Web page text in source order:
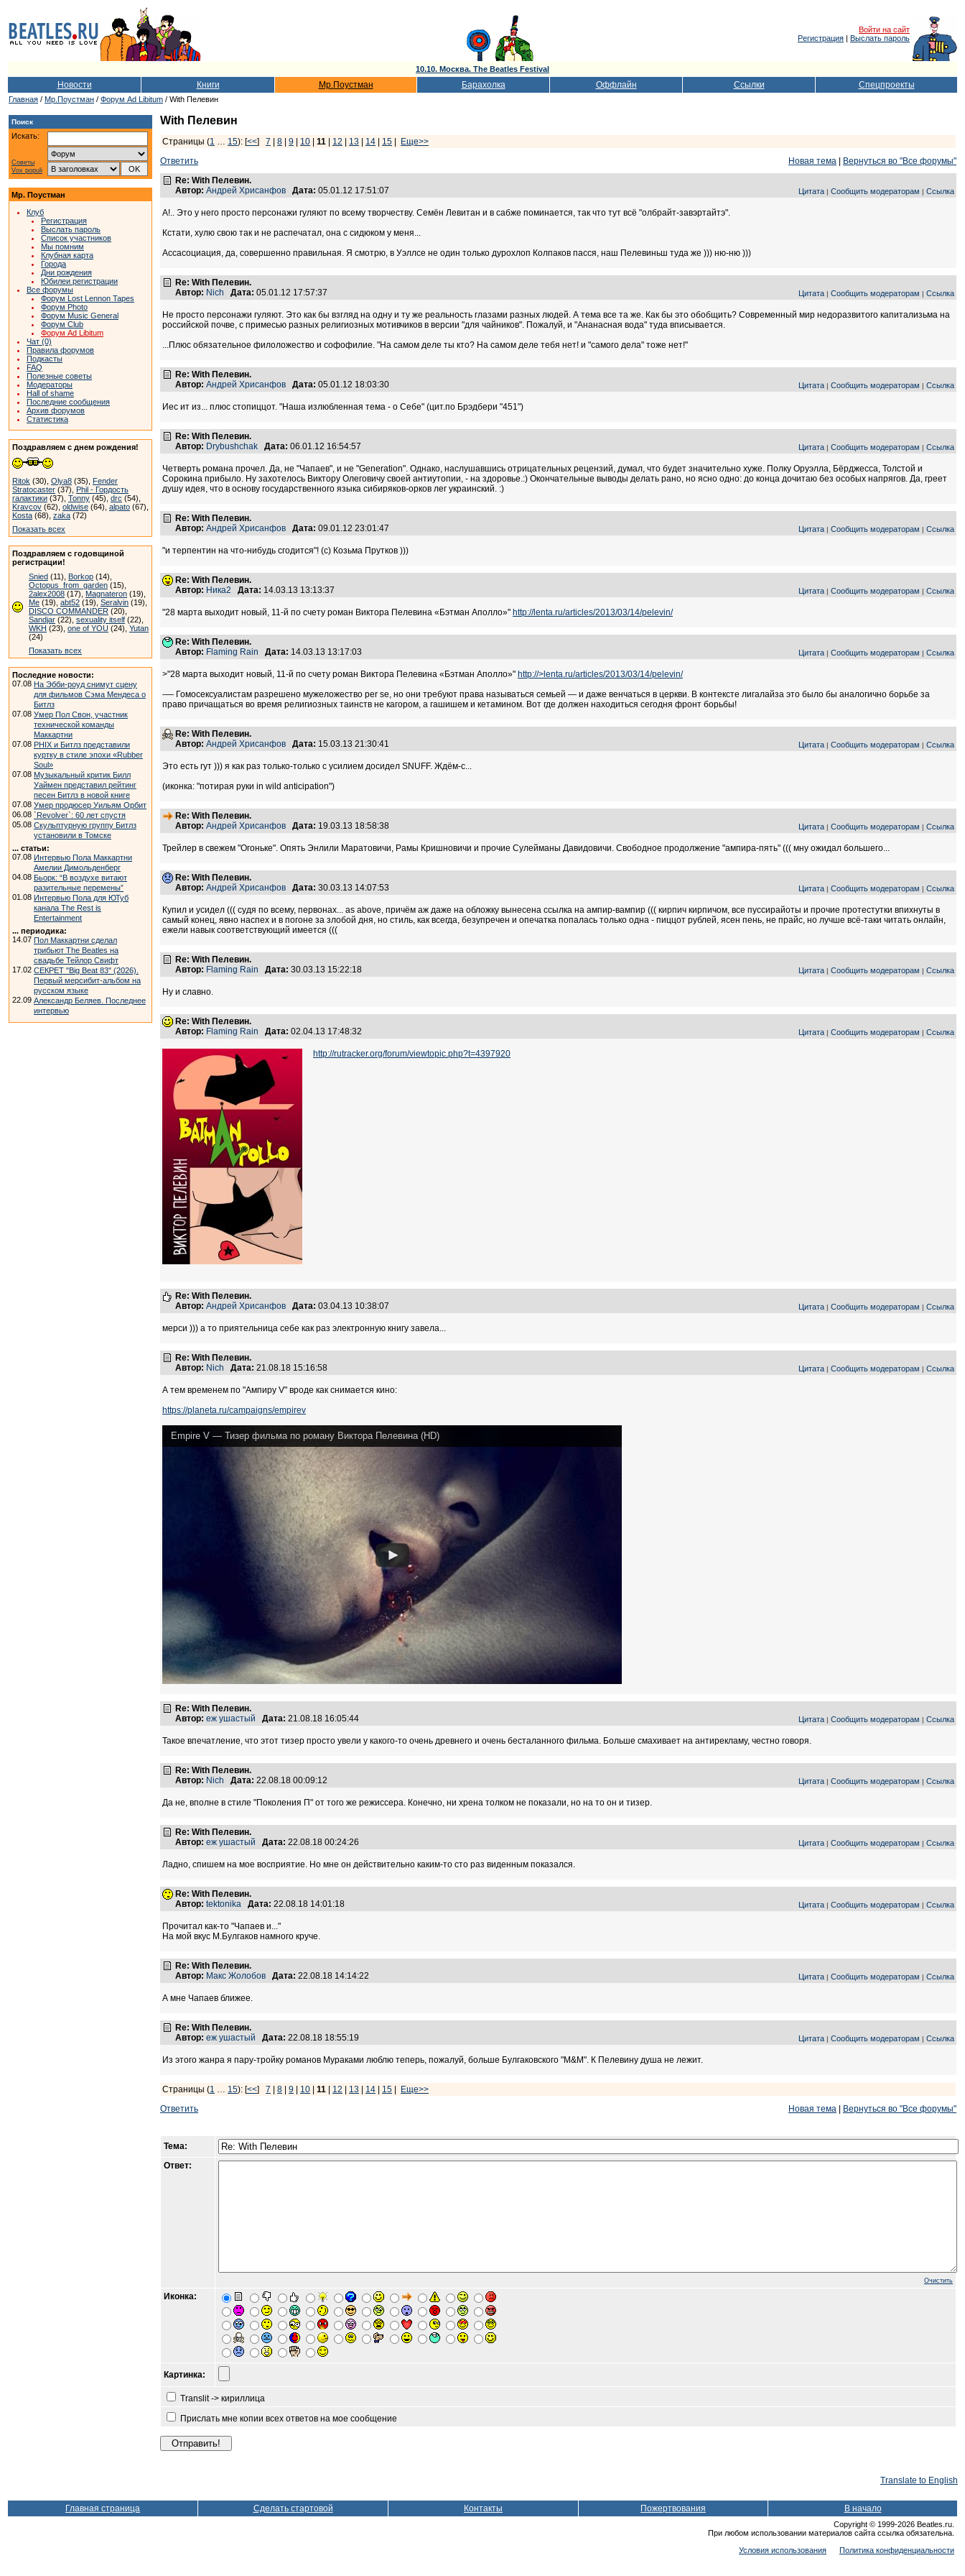
Войти на сайт
Регистрация | Выслать пароль
10.10. Москва. The Beatles Festival
Новости Книги Мр.Поустман Барахолка Оффлайн Ссылки Спецпроекты
Главная / Мр.Поустман / Форум Ad Libitum / With Пелевин
Поиск
Искать:
Советы
Vox populi
Мр. Поустман
Клуб
Регистрация
Выслать пароль
Список участников
Мы помним
Клубная карта
Города
Дни рождения
Юбилеи регистрации
Все форумы
Форум Lost Lennon Tapes
Форум Photo
Форум Music General
Форум Club
Форум Ad Libitum
Чат (0)
Правила форумов
Подкасты
FAQ
Полезные советы
Модераторы
Hall of shame
Последние сообщения
Архив форумов
Статистика
Поздравляем с днем рождения!
Ritok (30), Olya8 (35), Fender
Stratocaster (37), Phil - Гордость
галактики (37), Tonny (45), drc (54),
Kravcov (62), oldwise (64), alpato (67),
Kosta (68), zaka (72)
Показать всех
Поздравляем с годовщиной
регистрации!
Snied (11), Borkop (14),
Octopus_from_garden (15),
2alex2008 (17), Magnateron (19),
Me (19), abt52 (19), Seralvin (19),
DISCO COMMANDER (20),
Sandjar (22), sexuality itself (22),
WKH (23), one of YOU (24), Yutan
(24)
Показать всех
Последние новости:
07.08 На Эбби-роуд снимут сцену
для фильмов Сэма Мендеса о
Битлз
07.08 Умер Пол Свон, участник
технической команды
Маккартни
07.08 PHIX и Битлз представили
куртку в стиле эпохи «Rubber
Soul»
07.08 Музыкальный критик Билл
Уаймен представил рейтинг
песен Битлз в новой книге
07.08 Умер продюсер Уильям Орбит
06.08 `Revolver`: 60 лет спустя
05.08 Скульптурную группу Битлз
установили в Томске
... статьи:
07.08 Интервью Пола Маккартни
Амелии Димольденберг
04.08 Бьорк: “В воздухе витают
разительные перемены”
01.08 Интервью Пола для ЮТуб
канала The Rest is
Entertainment
... периодика:
14.07 Пол Маккартни сделал
трибьют The Beatles на
свадьбе Тейлор Свифт
17.02 СЕКРЕТ "Big Beat 83" (2026).
Первый мерсибит-альбом на
русском языке
22.09 Александр Беляев. Последнее
интервью
With Пелевин
Страницы (1 … 15): [<<] 7 8 9 10 11 12 13 14 15
Еще>>
Ответить
Новая тема
Вернуться во "Все форумы"
Re: With Пелевин.
Автор: Андрей Хрисанфов Дата: 05.01.12 17:51:07 Цитата Сообщить модераторам Ссылка
А!.. Это у него просто персонажи гуляют по всему творчеству. Семён Левитан и в сабже поминается, так что тут всё "олбрайт-завэртайтэ".
Кстати, хулю свою так и не распечатал, она с сидюком у меня...
Ассасоциация, да, совершенно правильная. Я смотрю, в Уэллсе не один только дурохлоп Колпаков пасся, наш Пелевиньш туда же ))) ню-ню )))
Re: With Пелевин.
Автор: Nich Дата: 05.01.12 17:57:37 Цитата Сообщить модераторам Ссылка
Не просто персонажи гуляют. Это как бы взгляд на одну и ту же реальность глазами разных людей. А тема все та же. Как бы это обобщить? Современный мир недоразвитого капитализьма на
российской почве, с примесью разных религиозных мотивчиков в версии "для чайников". Пожалуй, и "Ананасная вода" туда вписывается.
...Плюс обязательное филоложество и софофилие. "На самом деле ты кто? На самом деле тебя нет! и "самого дела" тоже нет!"
Re: With Пелевин.
Автор: Андрей Хрисанфов Дата: 05.01.12 18:03:30 Цитата Сообщить модераторам Ссылка
Иес ит из... плюс стопиццот. "Наша излюбленная тема - о Себе" (цит.по Брэдбери "451")
Re: With Пелевин.
Автор: Drybushchak Дата: 06.01.12 16:54:57 Цитата Сообщить модераторам Ссылка
Четверть романа прочел. Да, не "Чапаев", и не "Generation". Однако, наслушавшись отрицательных рецензий, думал, что будет значительно хуже. Полку Оруэлла, Бёрджесса, Толстой и
Сорокина прибыло. Ну захотелось Виктору Олеговичу своей антиутопии, - на здоровье.:) Окончательные выводы делать рано, но ясно одно: до конца дочитаю без особых напрягов. Да, греет
душу идея, что в основу государственного языка сибиряков-орков лег украинский. :)
Re: With Пелевин.
Автор: Андрей Хрисанфов Дата: 09.01.12 23:01:47 Цитата Сообщить модераторам Ссылка
"и терпентин на что-нибудь сгодится"! (с) Козьма Прутков )))
Re: With Пелевин.
Автор: Ника2 Дата: 14.03.13 13:13:37 Цитата Сообщить модераторам Ссылка
"28 марта выходит новый, 11-й по счету роман Виктора Пелевина «Бэтман Аполло»" http://lenta.ru/articles/2013/03/14/pelevin/
Re: With Пелевин.
Автор: Flaming Rain Дата: 14.03.13 13:17:03 Цитата Сообщить модераторам Ссылка
>"28 марта выходит новый, 11-й по счету роман Виктора Пелевина «Бэтман Аполло»" http://>lenta.ru/articles/2013/03/14/pelevin/
-— Гомосексуалистам разрешено мужеложество per se, но они требуют права называться семьей — и даже венчаться в церкви. В контексте лигалайза это было бы аналогично борьбе за
право причащаться во время религиозных таинств не кагором, а гашишем и кетамином. Вот где должен находиться сегодня фронт борьбы!
Re: With Пелевин.
Автор: Андрей Хрисанфов Дата: 15.03.13 21:30:41 Цитата Сообщить модераторам Ссылка
Это есть гут ))) я как раз только-только с усилием досидел SNUFF. Ждём-с...
(иконка: "потирая руки in wild anticipation")
Re: With Пелевин.
Автор: Андрей Хрисанфов Дата: 19.03.13 18:58:38 Цитата Сообщить модераторам Ссылка
Трейлер в свежем "Огоньке". Опять Энлили Маратовичи, Рамы Кришновичи и прочие Сулейманы Давидовичи. Свободное продолжение "ампира-пять" ((( мну ожидал большего...
Re: With Пелевин.
Автор: Андрей Хрисанфов Дата: 30.03.13 14:07:53 Цитата Сообщить модераторам Ссылка
Купил и усидел ((( судя по всему, первонах... as above, причём аж даже на обложку вынесена ссылка на ампир-вампир ((( кирпич кирпичом, все пуссирайоты и прочие протестутки впихнуты в
самый конец, явно наспех и в погоне за злобой дня, но стиль, как всегда, безупречен и опечатка попалась только одна - пиццот рублей, ясен пень, не прайс, но лучше всё-таки читать онлайн,
ежели навык соответствующий имеется (((
Re: With Пелевин.
Автор: Flaming Rain Дата: 30.03.13 15:22:18 Цитата Сообщить модераторам Ссылка
Ну и славно.
Re: With Пелевин.
Автор: Flaming Rain Дата: 02.04.13 17:48:32 Цитата Сообщить модераторам Ссылка
http://rutracker.org/forum/viewtopic.php?t=4397920
Re: With Пелевин.
Автор: Андрей Хрисанфов Дата: 03.04.13 10:38:07 Цитата Сообщить модераторам Ссылка
мерси ))) а то приятельница себе как раз электронную книгу завела...
Re: With Пелевин.
Автор: Nich Дата: 21.08.18 15:16:58 Цитата Сообщить модераторам Ссылка
А тем временем по "Ампиру V" вроде как снимается кино:
https://planeta.ru/campaigns/empirev
Empire V — Тизер фильма по роману Виктора Пелевина (HD)
Re: With Пелевин.
Автор: еж ушастый Дата: 21.08.18 16:05:44 Цитата Сообщить модераторам Ссылка
Такое впечатление, что этот тизер просто увели у какого-то очень древнего и очень бесталанного фильма. Больше смахивает на антирекламу, честно говоря.
Re: With Пелевин.
Автор: Nich Дата: 22.08.18 00:09:12 Цитата Сообщить модераторам Ссылка
Да не, вполне в стиле "Поколения П" от того же режиссера. Конечно, ни хрена толком не показали, но на то он и тизер.
Re: With Пелевин.
Автор: еж ушастый Дата: 22.08.18 00:24:26 Цитата Сообщить модераторам Ссылка
Ладно, спишем на мое восприятие. Но мне он действительно каким-то сто раз виденным показался.
Re: With Пелевин.
Автор: tektonika Дата: 22.08.18 14:01:18 Цитата Сообщить модераторам Ссылка
Прочитал как-то "Чапаев и..."
На мой вкус М.Булгаков намного круче.
Re: With Пелевин.
Автор: Макс Жолобов Дата: 22.08.18 14:14:22 Цитата Сообщить модераторам Ссылка
А мне Чапаев ближее.
Re: With Пелевин.
Автор: еж ушастый Дата: 22.08.18 18:55:19 Цитата Сообщить модераторам Ссылка
Из этого жанра я пару-тройку романов Мураками люблю теперь, пожалуй, больше Булгаковского "М&М". К Пелевину душа не лежит.
Страницы (1 … 15): [<<] 7 8 9 10 11 12 13 14 15
Еще>>
Ответить
Новая тема Вернуться во "Все форумы"
Тема:
Ответ:
Очистить
Иконка:
Картинка:
Translit -> кириллица
Прислать мне копии всех ответов на мое сообщение
Translate to English
Главная страница Сделать стартовой Контакты Пожертвования В начало
Copyright © 1999-2026 Beatles.ru.
При любом использовании материалов сайта ссылка обязательна.
Условия использования
Политика конфиденциальности